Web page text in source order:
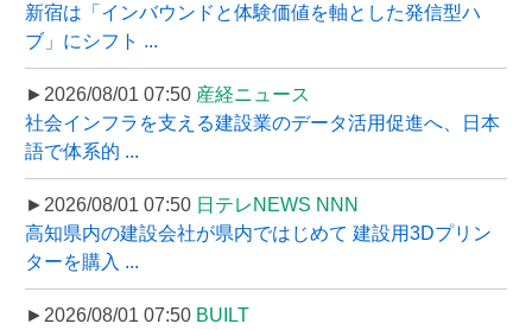
新宿は「インバウンドと体験価値を軸とした発信型ハ
ブ」にシフト ...
►2026/08/01 07:50 産経ニュース
社会インフラを支える建設業のデータ活用促進へ、日本
語で体系的 ...
►2026/08/01 07:50 日テレNEWS NNN
高知県内の建設会社が県内ではじめて 建設用3Dプリン
ターを購入 ...
►2026/08/01 07:50 BUILT